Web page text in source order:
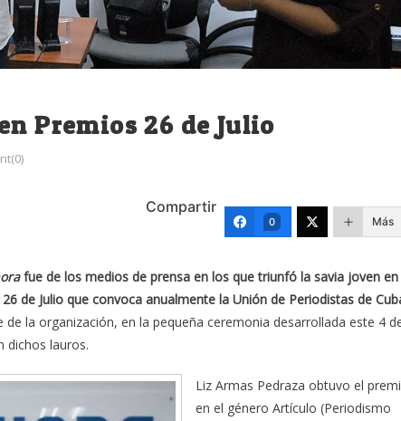
Premios 26 de Julio
Compartir
0 Más
fue de los medios de prensa en los que triunfó la savia joven en
de Julio que convoca anualmente la Unión de Periodistas de
la organización, en la pequeña ceremonia desarrollada este 4
dichos lauros.
Liz Armas Pedraza obtuvo el
en el género Artículo (Periodismo